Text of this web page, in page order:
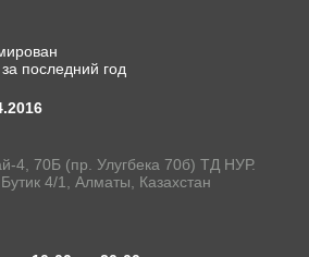
последний год
4, 70Б (пр. Улугбека 70б) ТД НУР.
4/1, Алматы, Казахстан